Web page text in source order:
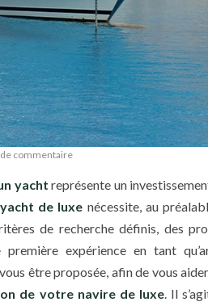
commentaire
yacht représente un
de luxe nécessite, au
de recherche définis, des
expérience en tant
être proposée, afin de vous
de votre navire de luxe. Il